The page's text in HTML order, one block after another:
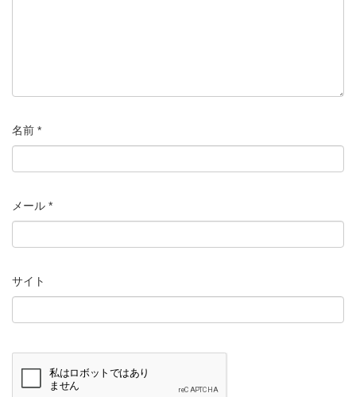
名前 *
メール *
サイト